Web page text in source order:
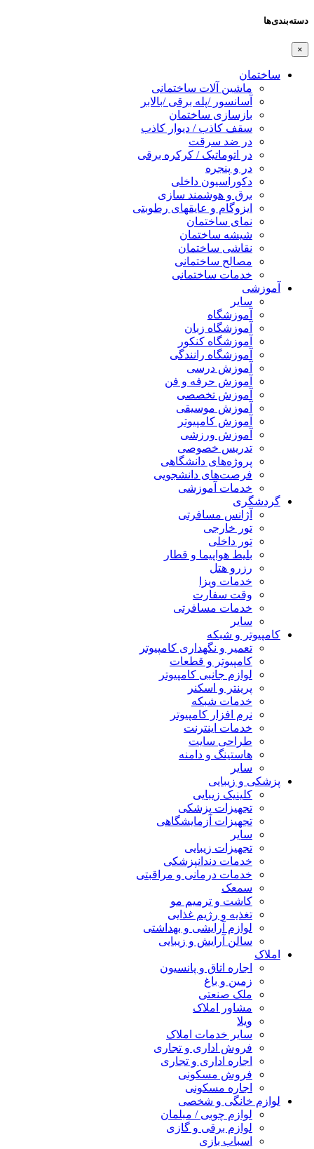
دسته‌بندی‌ها
×
ساختمان
ماشین آلات ساختمانی
آسانسور /پله برقی /بالابر
بازسازی ساختمان
سقف کاذب / دیوار کاذب
در ضد سرقت
در اتوماتیک / کرکره برقی
در و پنجره
دکوراسیون داخلی
برق و هوشمند سازی
ایزوگام و عایقهای رطوبتی
نمای ساختمان
شیشه ساختمان
نقاشی ساختمان
مصالح ساختمانی
خدمات ساختمانی
آموزشی
سایر
آموزشگاه
آموزشگاه زبان
آموزشگاه کنکور
آموزشگاه رانندگی
آموزش درسی
آموزش حرفه و فن
آموزش تخصصی
آموزش موسیقی
آموزش کامپیوتر
آموزش ورزشی
تدریس خصوصی
پروژه‌های دانشگاهی
فرصت‌های دانشجویی
خدمات آموزشی
گردشگری
آژانس مسافرتی
تور خارجی
تور داخلی
بلیط هواپیما و قطار
رزرو هتل
خدمات ویزا
وقت سفارت
خدمات مسافرتی
سایر
کامپیوتر و شبکه
تعمیر و نگهداری کامپیوتر
کامپیوتر و قطعات
لوازم جانبی کامپیوتر
پرینتر و اسکنر
خدمات شبکه
نرم افزار کامپیوتر
خدمات اینترنت
طراحی سایت
هاستینگ و دامنه
سایر
پزشکی و زیبایی
کلینیک زیبایی
تجهیزات پزشکی
تجهیزات آزمایشگاهی
سایر
تجهیزات زیبایی
خدمات دندانپزشکی
خدمات درمانی و مراقبتی
سمعک
کاشت و ترمیم مو
تغذیه و رژیم غذایی
لوازم آرایشی و بهداشتی
سالن آرایش و زیبایی
املاک
اجاره اتاق و پانسیون
زمین و باغ
ملک صنعتی
مشاور املاک
ویلا
سایر خدمات املاک
فروش اداری و تجاری
اجاره اداری و تجاری
فروش مسکونی
اجاره مسکونی
لوازم خانگی و شخصی
لوازم چوبی / مبلمان
لوازم برقی و گازی
اسباب بازی